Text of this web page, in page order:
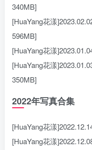
340MB]
[HuaYang花漾
596MB]
[HuaYang花漾
[HuaYang花漾
350MB]
2022年写真合集
[HuaYang花漾
[HuaYang花漾